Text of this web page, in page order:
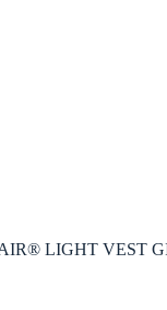
LIGHT VEST